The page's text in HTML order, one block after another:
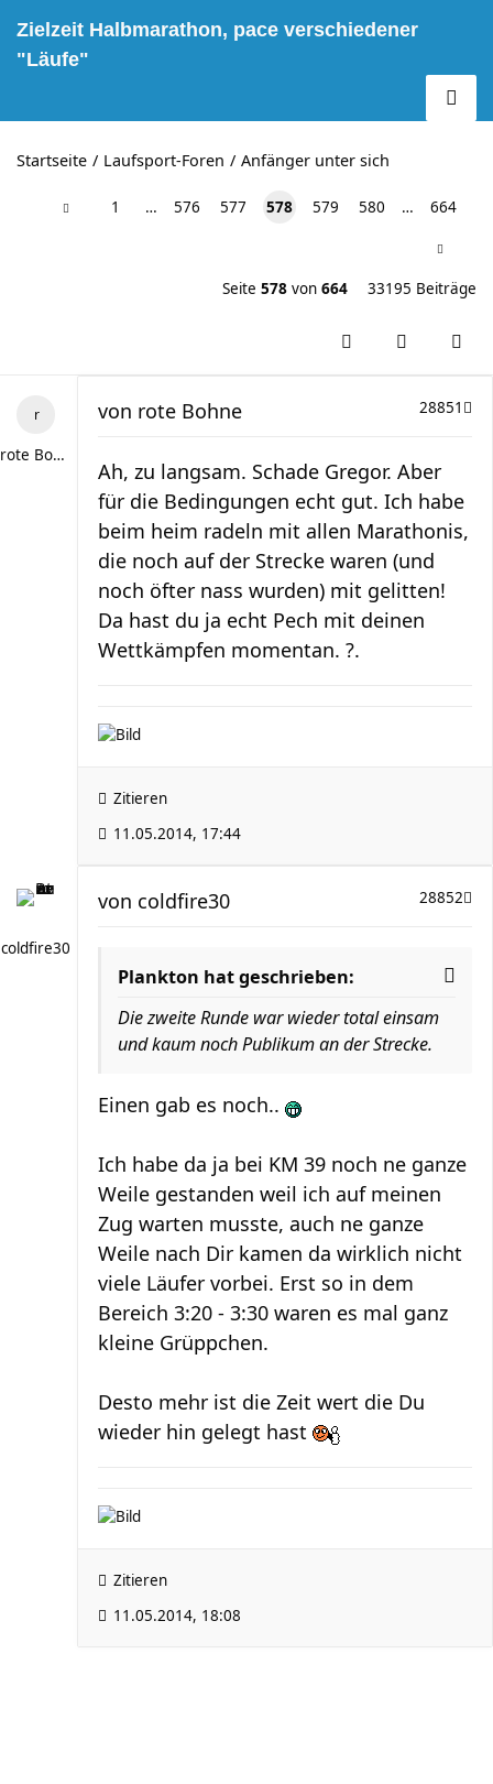
Zielzeit Halbmarathon, pace verschiedener
"Läufe"
Startseite Laufsport-Foren Anfänger unter sich
1 … 576 577 578 579 580 … 664
Seite 578 von 664 33195 Beiträge
rote Bohne
28851
von rote Bohne
Ah, zu langsam. Schade Gregor. Aber
für die Bedingungen echt gut. Ich habe
beim heim radeln mit allen Marathonis,
die noch auf der Strecke waren (und
noch öfter nass wurden) mit gelitten!
Da hast du ja echt Pech mit deinen
Wettkämpfen momentan. ?.
Zitieren
11.05.2014, 17:44
coldfire30
28852
von coldfire30
Plankton hat geschrieben:
Die zweite Runde war wieder total einsam
und kaum noch Publikum an der Strecke.
Einen gab es noch..
Ich habe da ja bei KM 39 noch ne ganze
Weile gestanden weil ich auf meinen
Zug warten musste, auch ne ganze
Weile nach Dir kamen da wirklich nicht
viele Läufer vorbei. Erst so in dem
Bereich 3:20 - 3:30 waren es mal ganz
kleine Grüppchen.
Desto mehr ist die Zeit wert die Du
wieder hin gelegt hast
Zitieren
11.05.2014, 18:08